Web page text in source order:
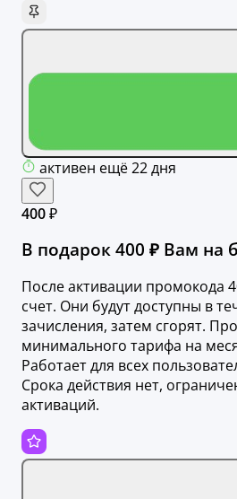
активен ещё 22 дня
400 ₽
В подарок 400 ₽ Вам на
После активации промокода
счет. Они будут доступны в
зачисления, затем сгорят.
минимального тарифа на
Работает для всех
Срока действия нет,
активаций.